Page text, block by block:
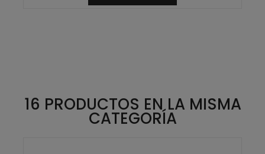
16 PRODUCTOS EN LA MISMA
CATEGORÍA